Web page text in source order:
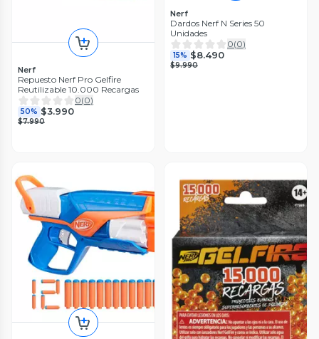
Nerf
Repuesto Nerf Pro Gelfire
Reutilizable 10.000 Recargas
0(0)
50% $3.990
$7.990
Nerf
Dardos Nerf N Series 50
Unidades
0(0)
15% $8.490
$9.990